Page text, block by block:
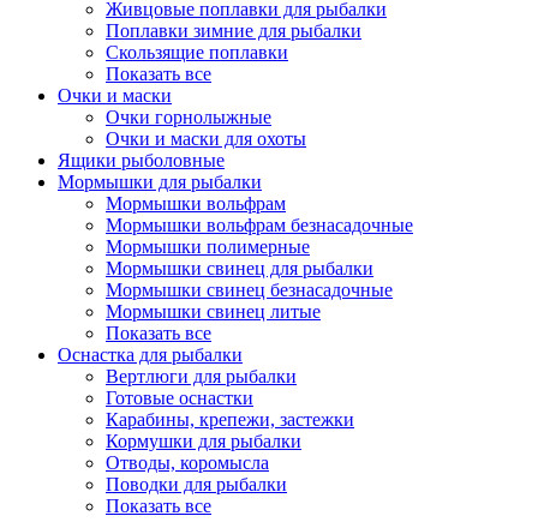
Живцовые поплавки для рыбалки
Поплавки зимние для рыбалки
Скользящие поплавки
Показать все
Очки и маски
Очки горнолыжные
Очки и маски для охоты
Ящики рыболовные
Мормышки для рыбалки
Мормышки вольфрам
Мормышки вольфрам безнасадочные
Мормышки полимерные
Мормышки свинец для рыбалки
Мормышки свинец безнасадочные
Мормышки свинец литые
Показать все
Оснастка для рыбалки
Вертлюги для рыбалки
Готовые оснастки
Карабины, крепежи, застежки
Кормушки для рыбалки
Отводы, коромысла
Поводки для рыбалки
Показать все